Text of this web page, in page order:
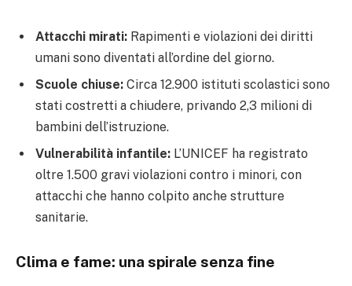
Attacchi mirati: Rapimenti e violazioni dei diritti
umani sono diventati all’ordine del giorno.
Scuole chiuse: Circa 12.900 istituti scolastici sono
stati costretti a chiudere, privando 2,3 milioni di
bambini dell’istruzione.
Vulnerabilità infantile: L’UNICEF ha registrato
oltre 1.500 gravi violazioni contro i minori, con
attacchi che hanno colpito anche strutture
sanitarie.
Clima e fame: una spirale senza fine